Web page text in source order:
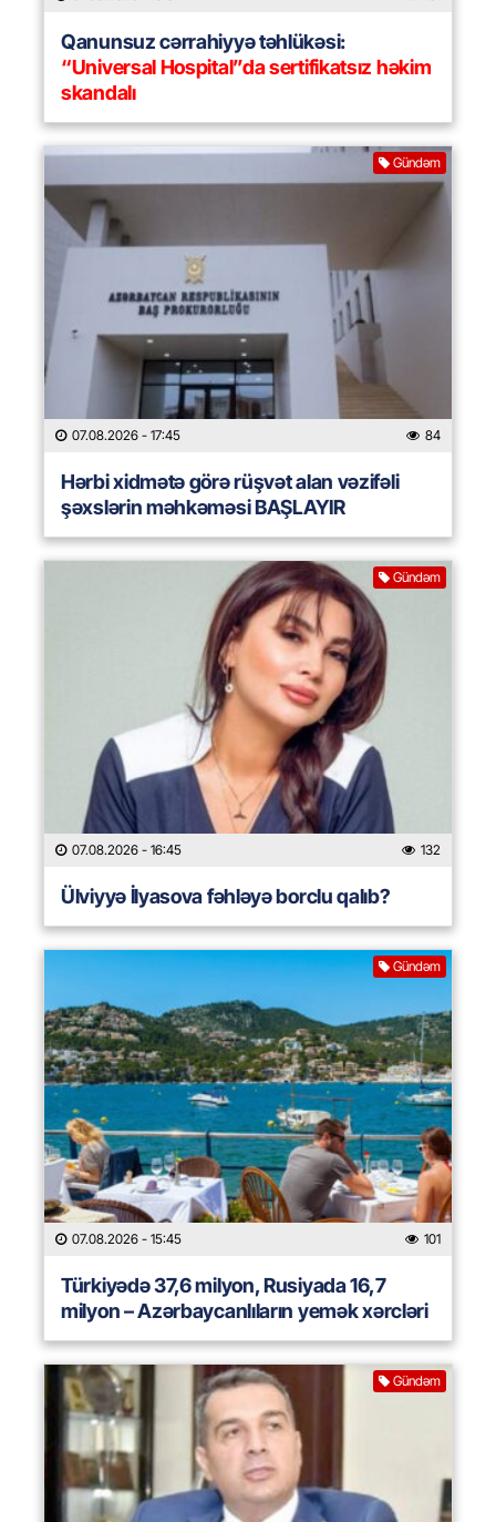
Qanunsuz cərrahiyyə təhlükəsi:
“Universal Hospital”da sertifikatsız həkim
skandalı
Gündəm
07.08.2026 - 17:45 84
Hərbi xidmətə görə rüşvət alan vəzifəli
şəxslərin məhkəməsi BAŞLAYIR
Gündəm
07.08.2026 - 16:45 132
Ülviyyə İlyasova fəhləyə borclu qalıb?
Gündəm
07.08.2026 - 15:45 101
Türkiyədə 37,6 milyon, Rusiyada 16,7
milyon – Azərbaycanlıların yemək xərcləri
Gündəm